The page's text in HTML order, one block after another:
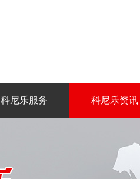
科尼乐服务 科尼乐资讯